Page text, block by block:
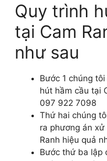
Quy trình
tại Cam
như sau
Bước 1 chúng
hút hầm cầu tại
097 922 7098
Thứ hai chúng
ra phương án
Ranh hiệu quả
Bước thứ ba lập